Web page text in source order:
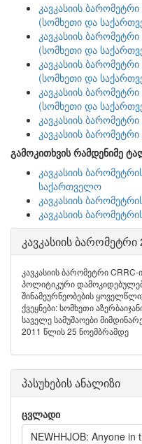
კავკასიის
(სომხეთი და
კავკასიის
(სომხეთი და
კავკასიის
(სომხეთი და
კავკასიის
(სომხეთი და
კავკასიის
კავკასიის
გამოკითხვის რამდენიმე
კავკასიის
საქართველო
კავკასიის
კავკასიის
კავკასიის ბარომეტრი
კავკასიის ბარომეტრი
პოლიტიკური
შინამეურნეობების
ქვეყნები: სომხეთი
საველე სამუშაოები
2011 წლის 25 ნოემბრამდე
პასუხების ანალიზი
ცვლადი
NEWHHJOB: Anyone